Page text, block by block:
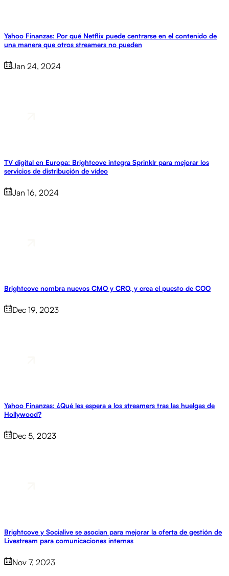
Yahoo Finanzas: Por qué Netflix puede centrarse en el contenido de
una manera que otros streamers no pueden
Jan 24, 2024
TV digital en Europa: Brightcove integra Sprinklr para mejorar los
servicios de distribución de vídeo
Jan 16, 2024
Brightcove nombra nuevos CMO y CRO, y crea el puesto de COO
Dec 19, 2023
Yahoo Finanzas: ¿Qué les espera a los streamers tras las huelgas de
Hollywood?
Dec 5, 2023
Brightcove y Socialive se asocian para mejorar la oferta de gestión de
Livestream para comunicaciones internas
Nov 7, 2023